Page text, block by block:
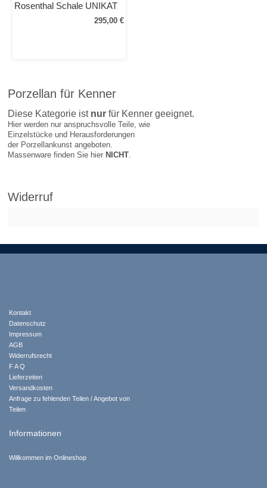
Rosenthal Schale UNIKAT
295,00 €
Porzellan für Kenner
Diese Kategorie ist nur für Kenner geeignet.
Hier werden nur anspruchsvolle Teile, wie
Einzelstücke und Herausforderungen
der Porzellankunst angeboten.
Massenware finden Sie hier NICHT
Widerruf
Kontakt
Datenschutz
Impressum
AGB
Widerrufsrecht
F A Q
Lieferzeiten
Versandkosten
Anfrage zu fehlenden Teilen / Angebot von
Teilen
Informationen
Willkommen im Onlineshop